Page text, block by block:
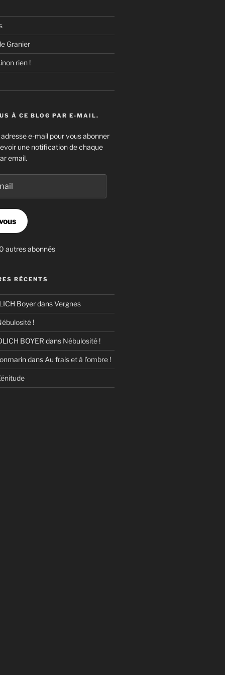
Granier
rien !
À CE BLOG PAR E-MAIL.
e-mail pour vous abonner
une notification de chaque
email.
autres abonnés
RÉCENTS
BoyerdansVergnes
!
BOYER dans Nébulosité !
dans Au frais et à l’ombre !